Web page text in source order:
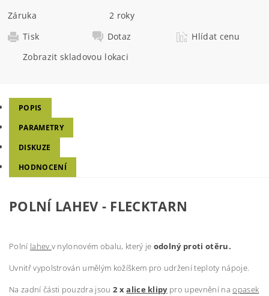
Záruka
2 roky
Tisk
Dotaz
Hlídat cenu
Zobrazit skladovou lokaci
POPIS
PARAMETRY
DISKUZE
HODNOCENÍ
POLNÍ LAHEV - FLECKTARN
Polní lahev v nylonovém obalu, který je odolný proti otěru.
Uvnitř vypolstrován umělým kožíškem pro udržení teploty nápoje.
Na zadní části pouzdra jsou 2 xalice klipypro upevnění naopasek